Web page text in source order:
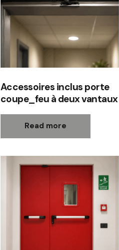
Accessoires inclus porte
coupe_feu à deux vantaux
Read more